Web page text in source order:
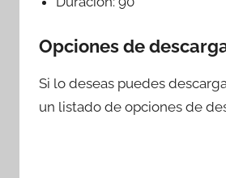
Opciones de
Si lo deseas puedes
un listado de opciones de